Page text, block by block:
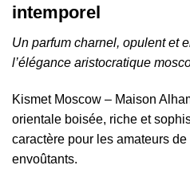
intemporel
Un parfum charnel, opulent et
l’élégance aristocratique
Kismet Moscow – Maison
orientale boisée, riche et
caractère pour les amateurs
envoûtants.